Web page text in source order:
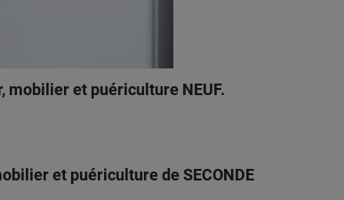
mobilier et puériculture NEUF.
et puériculture deSECONDE